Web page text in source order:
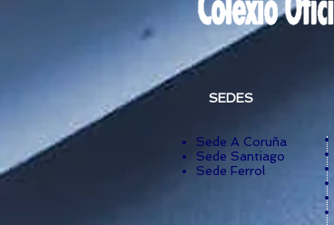
SEDES
Sede A Coruña
Sede Santiago
Sede Ferrol